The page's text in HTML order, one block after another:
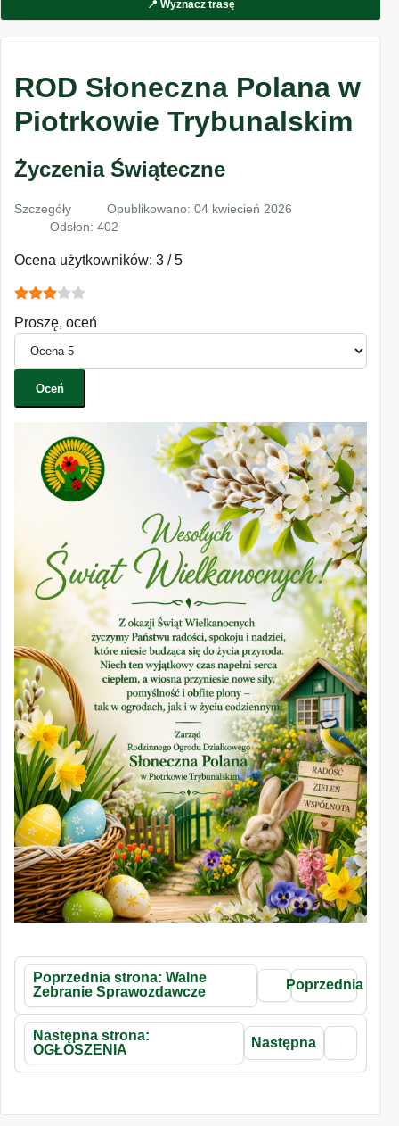
📍 Wyznacz trasę
ROD Słoneczna Polana w
Piotrkowie Trybunalskim
Życzenia Świąteczne
Szczegóły
Opublikowano: 04 kwiecień 2026
Odsłon: 402
Ocena użytkowników: 3 /5
Proszę, oceń
Poprzednia strona: Walne
Zebranie Sprawozdawcze
Poprzednia
Następna strona:
OGŁOSZENIA
Następna